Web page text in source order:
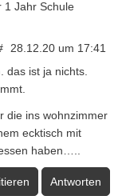
1 Jahr Schule
28.12.20 um 17:41
ist ja nichts.
die ins wohnzimmer
ecktisch mit
haben…..
Antworten